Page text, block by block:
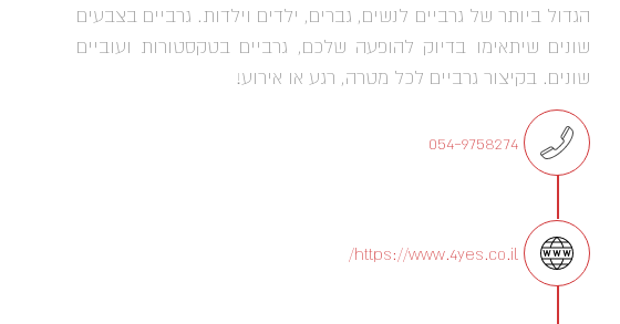
הגדול ביותר של גרביים לנשים, גברים, ילדים וילדות. גרביים בצבעים
שונים שיתאימו בדיוק להופעה שלכם, גרביים בטקסטורות ועוביים
שונים. בקיצור גרביים לכל מטרה, רגע או אירוע!
054-9758274
https://www.4yes.co.il/